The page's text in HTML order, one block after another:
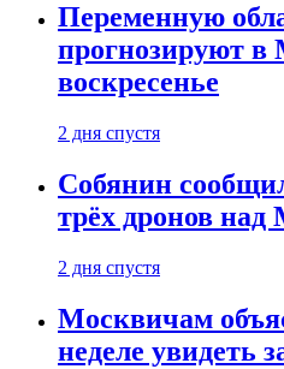
Переменную
прогнозируют в
воскресенье
2 дня спустя
Собянин
трёх дронов над
2 дня спустя
Москвичам
неделе увидеть